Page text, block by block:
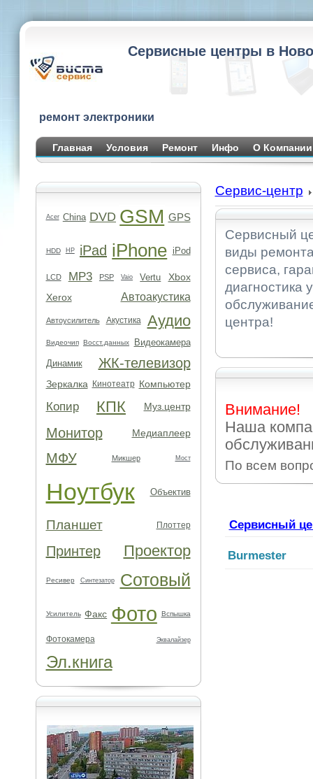
Сервисные центры в
ремонт электроники
Главная Условия Ремонт Инфо О Компании
Acer China DVD GSM GPS
HDD HP iPad iPhone iPod
LCD MP3 PSP Vaio Vertu
Xbox
Xerox
Автоакустика
Автоусилитель Акустика Аудио
Видеочип Восст.данных
Видеокамера
Динамик
ЖК-телевизор
Зеркалка Кинотеатр Компьютер
Копир КПК Муз.центр
Монитор Медиаплеер
МФУ Микшер Мост
Ноутбук Объектив
Планшет Плоттер
Принтер Проектор
Ресивер Синтезатор Сотовый
Усилитель Факс Фото Вспышка
Фотокамера Эквалайзер
Эл.книга
Сервис-центр
Сервисный
виды
сервиса,
диагностика
центра!
Внимание!
Наша
По всем
Сервисный
Burmester